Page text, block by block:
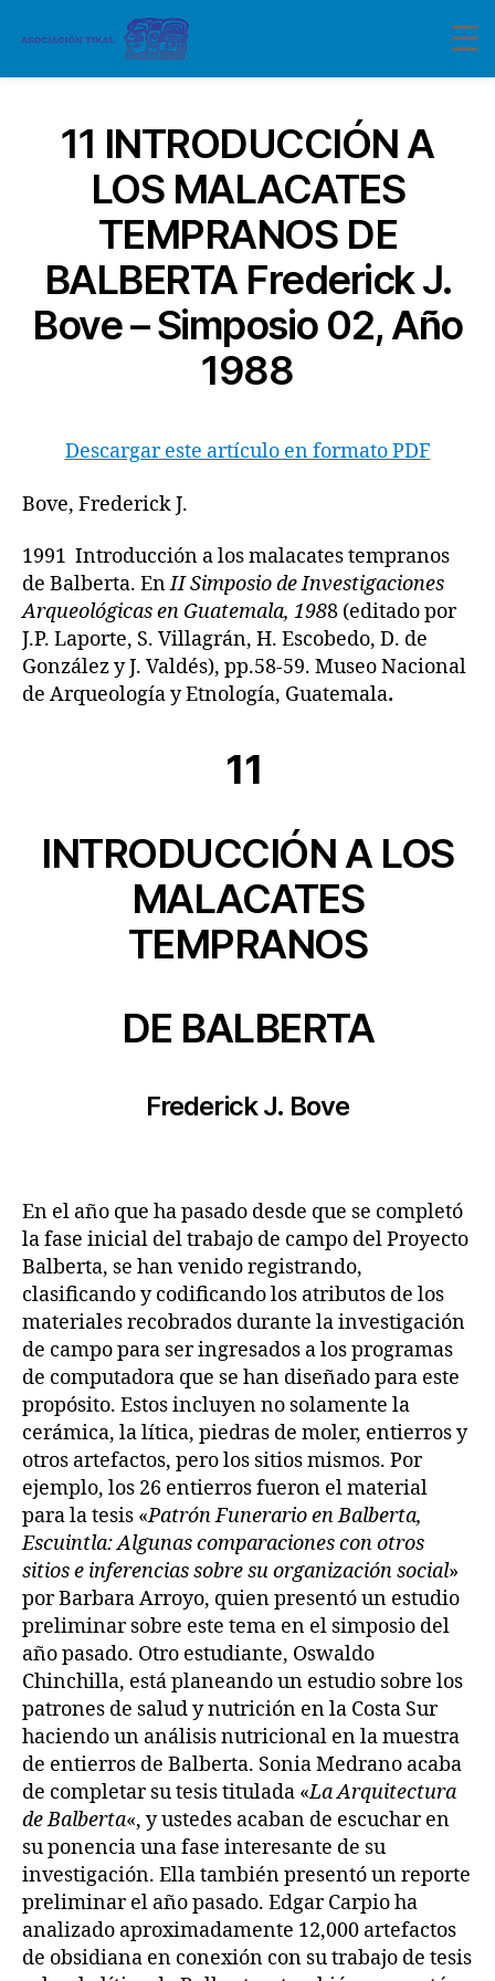
11 INTRODUCCIÓN A
LOS MALACATES
TEMPRANOS DE
BALBERTA Frederick J.
Bove – Simposio 02, Año
1988
Descargar este artículo en formato PDF
Bove, Frederick J.
1991 Introducción a los malacates tempranos
de Balberta. EnII Simposio de Investigaciones
Arqueológicas en Guatemala, 1988 (editado por
J.P. Laporte, S. Villagrán, H. Escobedo, D. de
González y J. Valdés), pp.58-59. Museo Nacional
de Arqueología y Etnología, Guatemala.
11
INTRODUCCIÓN A LOS
MALACATES
TEMPRANOS
DE BALBERTA
Frederick J. Bove
En el año que ha pasado desde que se completó
la fase inicial del trabajo de campo del Proyecto
Balberta, se han venido registrando,
clasificando y codificando los atributos de los
materiales recobrados durante la investigación
de campo para ser ingresados a los programas
de computadora que se han diseñado para este
propósito. Estos incluyen no solamente la
cerámica, la lítica, piedras de moler, entierros y
otros artefactos, pero los sitios mismos. Por
ejemplo, los 26 entierros fueron el material
para la tesis «Patrón Funerario en Balberta,
Escuintla: Algunas comparaciones con otros
sitios e inferencias sobre su organización social»
por Barbara Arroyo, quien presentó un estudio
preliminar sobre este tema en el simposio del
año pasado. Otro estudiante, Oswaldo
Chinchilla, está planeando un estudio sobre los
patrones de salud y nutrición en la Costa Sur
haciendo un análisis nutricional en la muestra
de entierros de Balberta. Sonia Medrano acaba
de completar su tesis titulada «La Arquitectura
de Balberta«, y ustedes acaban de escuchar en
su ponencia una fase interesante de su
investigación. Ella también presentó un reporte
preliminar el año pasado. Edgar Carpio ha
analizado aproximadamente 12,000 artefactos
de obsidiana en conexión con su trabajo de tesis